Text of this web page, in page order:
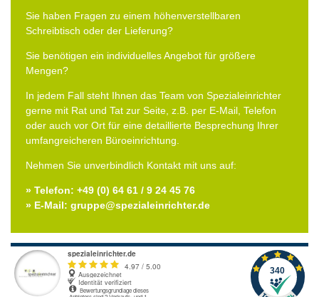
Sie haben Fragen zu einem höhenverstellbaren
Schreibtisch oder der Lieferung?
Sie benötigen ein individuelles Angebot für größere
Mengen?
In jedem Fall steht Ihnen das Team von Spezialeinrichter
gerne mit Rat und Tat zur Seite, z.B. per E-Mail, Telefon
oder auch vor Ort für eine detaillierte Besprechung Ihrer
umfangreicheren Büroeinrichtung.
Nehmen Sie unverbindlich Kontakt mit uns auf:
» Telefon: +49 (0) 64 61 / 9 24 45 76
» E-Mail: gruppe@spezialeinrichter.de